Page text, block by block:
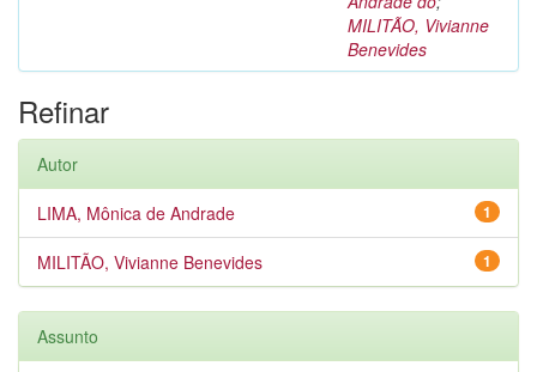
MILITÃO, Vivianne
Benevides
Refinar
Autor
1
LIMA, Mônica de Andrade
1
MILITÃO, Vivianne Benevides
Assunto